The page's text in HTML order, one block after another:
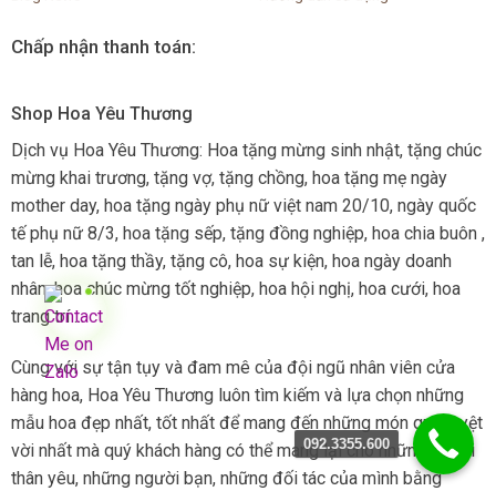
Chấp nhận thanh toán:
Shop Hoa Yêu Thương
Dịch vụ Hoa Yêu Thương: Hoa tặng mừng sinh nhật, tặng chúc
mừng khai trương, tặng vợ, tặng chồng, hoa tặng mẹ ngày
mother day, hoa tặng ngày phụ nữ việt nam 20/10, ngày quốc
tế phụ nữ 8/3, hoa tặng sếp, tặng đồng nghiệp, hoa chia buôn ,
tan lễ, hoa tặng thầy, tặng cô, hoa sự kiện, hoa ngày doanh
nhân, hoa chúc mừng tốt nghiệp, hoa hội nghị, hoa cưới, hoa
trang trí ...
Cùng với sự tận tụy và đam mê của đội ngũ nhân viên cửa
hàng hoa, Hoa Yêu Thương luôn tìm kiếm và lựa chọn những
mẫu hoa đẹp nhất, tốt nhất để mang đến những món quà tuyệt
vời nhất mà quý khách hàng có thể mang lại cho những người
thân yêu, những người bạn, những đối tác của mình bằng
092.3355.600